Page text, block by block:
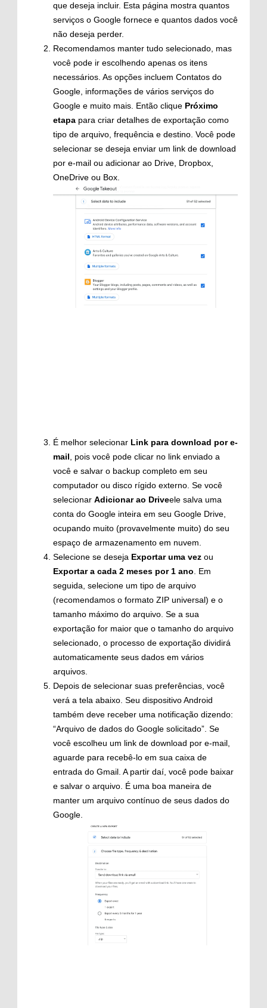
que deseja incluir. Esta página mostra quantos
serviços o Google fornece e quantos dados você
não deseja perder.
Recomendamos manter tudo selecionado, mas
você pode ir escolhendo apenas os itens
necessários. As opções incluem Contatos do
Google, informações de vários serviços do
Google e muito mais. Então clique Próximo
etapa para criar detalhes de exportação como
tipo de arquivo, frequência e destino. Você pode
selecionar se deseja enviar um link de download
por e-mail ou adicionar ao Drive, Dropbox,
OneDrive ou Box.
É melhor selecionar Link para download por e-
mail, pois você pode clicar no link enviado a
você e salvar o backup completo em seu
computador ou disco rígido externo. Se você
selecionar Adicionar ao Driveele salva uma
conta do Google inteira em seu Google Drive,
ocupando muito (provavelmente muito) do seu
espaço de armazenamento em nuvem.
Selecione se deseja Exportar uma vez ou
Exportar a cada 2 meses por 1 ano. Em
seguida, selecione um tipo de arquivo
(recomendamos o formato ZIP universal) e o
tamanho máximo do arquivo. Se a sua
exportação for maior que o tamanho do arquivo
selecionado, o processo de exportação dividirá
automaticamente seus dados em vários
arquivos.
Depois de selecionar suas preferências, você
verá a tela abaixo. Seu dispositivo Android
também deve receber uma notificação dizendo:
“Arquivo de dados do Google solicitado”. Se
você escolheu um link de download por e-mail,
aguarde para recebê-lo em sua caixa de
entrada do Gmail. A partir daí, você pode baixar
e salvar o arquivo. É uma boa maneira de
manter um arquivo contínuo de seus dados do
Google.